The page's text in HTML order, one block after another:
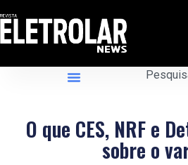
O que CES, NRF e
sobre o